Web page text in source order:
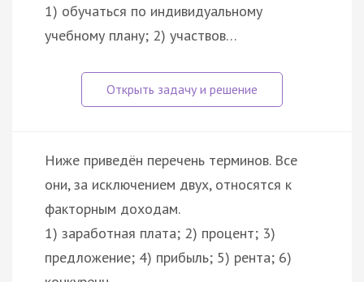
1) обучаться по индивидуальному
учебному плану; 2) участвов…
Ниже приведён перечень терминов. Все
они, за исключением двух, относятся к
факторным доходам.
1) заработная плата; 2) процент; 3)
предложение; 4) прибыль; 5) рента; 6)